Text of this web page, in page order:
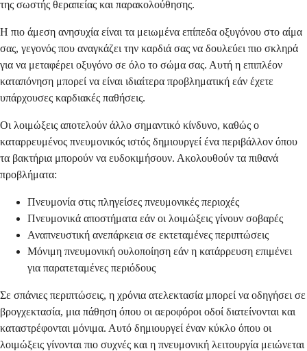
της σωστής θεραπείας και παρακολούθησης.
Η πιο άμεση ανησυχία είναι τα μειωμένα επίπεδα οξυγόνου στο αίμα
σας, γεγονός που αναγκάζει την καρδιά σας να δουλεύει πιο σκληρά
για να μεταφέρει οξυγόνο σε όλο το σώμα σας. Αυτή η επιπλέον
καταπόνηση μπορεί να είναι ιδιαίτερα προβληματική εάν έχετε
υπάρχουσες καρδιακές παθήσεις.
Οι λοιμώξεις αποτελούν άλλο σημαντικό κίνδυνο, καθώς ο
καταρρευμένος πνευμονικός ιστός δημιουργεί ένα περιβάλλον όπου
τα βακτήρια μπορούν να ευδοκιμήσουν. Ακολουθούν τα πιθανά
προβλήματα:
Πνευμονία στις πληγείσες πνευμονικές περιοχές
Πνευμονικά αποστήματα εάν οι λοιμώξεις γίνουν σοβαρές
Αναπνευστική ανεπάρκεια σε εκτεταμένες περιπτώσεις
Μόνιμη πνευμονική ουλοποίηση εάν η κατάρρευση επιμένει
για παρατεταμένες περιόδους
Σε σπάνιες περιπτώσεις, η χρόνια ατελεκτασία μπορεί να οδηγήσει σε
βρογχεκτασία, μια πάθηση όπου οι αεροφόροι οδοί διατείνονται και
καταστρέφονται μόνιμα. Αυτό δημιουργεί έναν κύκλο όπου οι
λοιμώξεις γίνονται πιο συχνές και η πνευμονική λειτουργία μειώνεται